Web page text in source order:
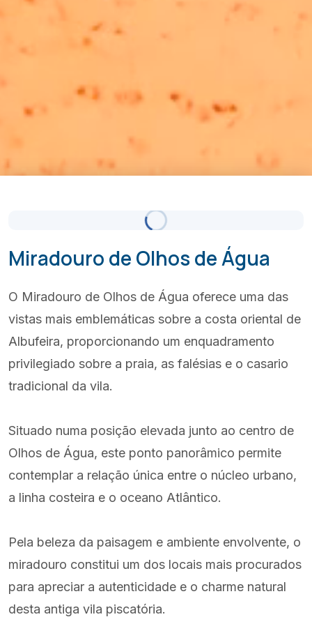
Miradouro de Olhos de Água
O Miradouro de Olhos de Água oferece uma das
vistas mais emblemáticas sobre a costa oriental de
Albufeira, proporcionando um enquadramento
privilegiado sobre a praia, as falésias e o casario
tradicional da vila.
Situado numa posição elevada junto ao centro de
Olhos de Água, este ponto panorâmico permite
contemplar a relação única entre o núcleo urbano,
a linha costeira e o oceano Atlântico.
Pela beleza da paisagem e ambiente envolvente, o
miradouro constitui um dos locais mais procurados
para apreciar a autenticidade e o charme natural
desta antiga vila piscatória.
info@visitalbufeira.com